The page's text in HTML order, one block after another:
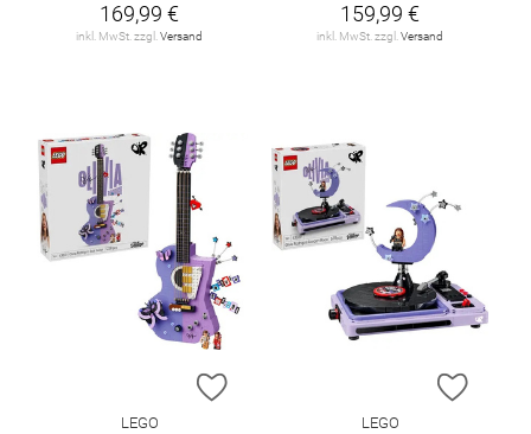
169,99 €
inkl. MwSt. zzgl.Versand
159,99 €
inkl. MwSt. zzgl.Versand
ZUR WUNSCHLISTE HINZUFÜGEN
LEGO
ZUR
LEGO